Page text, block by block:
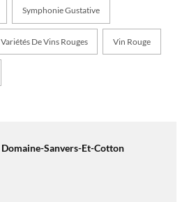
Symphonie Gustative
Variétés De Vins Rouges Vin Rouge
Domaine-Sanvers-Et-Cotton